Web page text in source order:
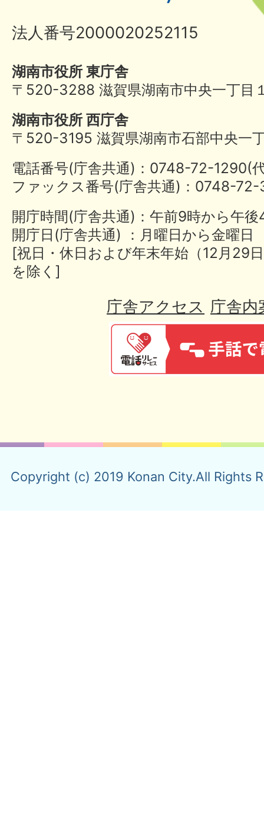
法人番号2000020252115
湖南市役所 東庁舎
〒520-3288 滋賀県湖南市中央一丁目
湖南市役所 西庁舎
〒520-3195 滋賀県湖南市石部中央一
電話番号(庁舎共通)：0748-72-
ファックス番号(庁舎共通)：0748-
開庁時間(庁舎共通)：午前9時から午
開庁日(庁舎共通) ：月曜日から金曜日
[祝日・休日および年末年始（12月29
を除く]
庁舎アクセス 庁舎内
Copyright (c) 2019 Konan City.All Rights